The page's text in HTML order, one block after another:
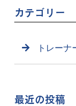
カテゴリー
トレーナ
最近の投稿